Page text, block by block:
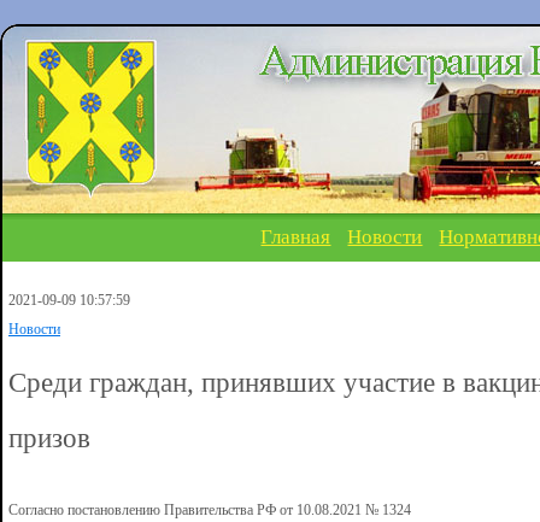
Главная Новости
2021-09-09 10:57:59
Новости
Среди граждан, принявших участие в
призов
Согласно постановлению Правительства РФ от 10.08.2021 № 1324